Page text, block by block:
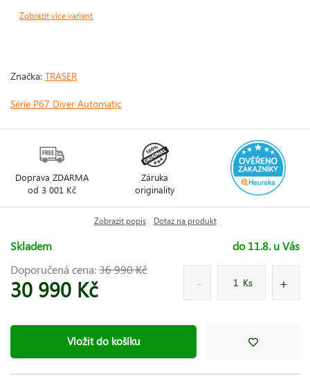
Zobrazit více variant
Značka: TRASER
Série P67 Diver Automatic
Doprava ZDARMA
od 3 001 Kč
Záruka
originality
Zobrazit popis Dotaz na produkt
Skladem
do 11.8. u Vás
Doporučená cena:36 990 Kč
30 990 Kč Ks
Vložit do košíku